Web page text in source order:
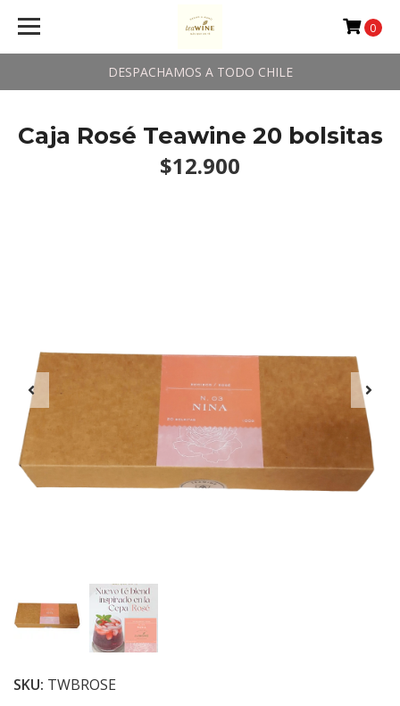
DESPACHAMOS A TODO CHILE
0
Caja Rosé Teawine 20 bolsitas
$12.900
SKU: TWBROSE